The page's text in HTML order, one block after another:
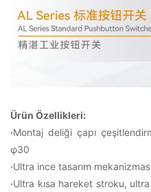
Ürün Özellikleri:
·Montaj deliği çapı
φ30
·Ultra ince tasarım
·Ultra kısa hareket stroku,